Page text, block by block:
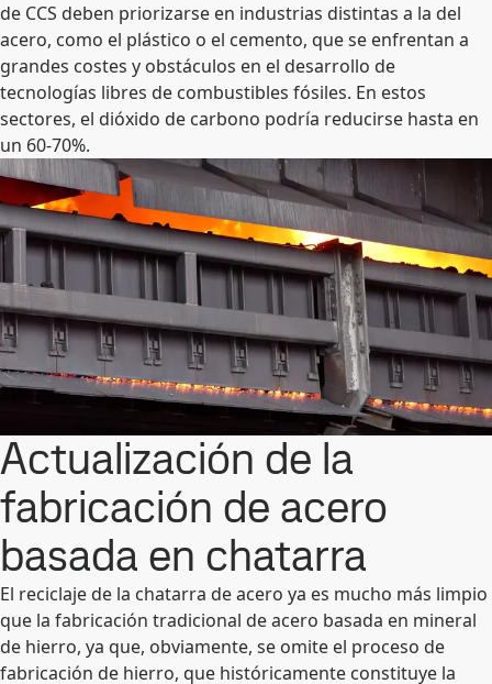
de CCS deben priorizarse en industrias distintas a la del
acero, como el plástico o el cemento, que se enfrentan a
grandes costes y obstáculos en el desarrollo de
tecnologías libres de combustibles fósiles. En estos
sectores, el dióxido de carbono podría reducirse hasta en
un 60-70%.
Actualización de la
fabricación de acero
basada en chatarra
El reciclaje de la chatarra de acero ya es mucho más limpio
que la fabricación tradicional de acero basada en mineral
de hierro, ya que, obviamente, se omite el proceso de
fabricación de hierro, que históricamente constituye la